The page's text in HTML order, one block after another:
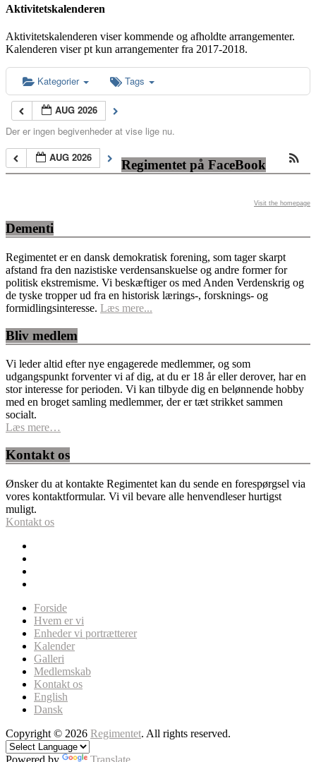
Aktivitetskalenderen
Aktivitetskalenderen viser kommende og afholdte arrangementer.
Kalenderen viser pt kun arrangementer fra 2017-2018.
Kategorier Tags
AUG 2026
Der er ingen begivenheder at vise lige nu.
AUG 2026
Regimentet på FaceBook
Visit the homepage
Dementi
Regimentet er en dansk demokratisk forening, som tager skarpt
afstand fra den nazistiske verdensanskuelse og andre former for
politisk ekstremisme. Vi beskæftiger os med Anden Verdenskrig og
de tyske tropper ud fra en historisk lærings-, forsknings- og
formidlingsinteresse. Læs mere...
Bliv medlem
Vi leder altid efter nye engagerede medlemmer, og som
udgangspunkt forventer vi af dig, at du er 18 år eller derover, har en
stor interesse for perioden. Vi kan tilbyde dig en belønnende hobby
med en broget samling medlemmer, der er tæt strikket sammen
socialt.
Læs mere…
Kontakt os
Ønsker du at kontakte Regimentet kan du sende en forespørgsel via
vores kontaktformular. Vi vil bevare alle henvendleser hurtigst
muligt.
Kontakt os
Forside
Hvem er vi
Enheder vi portrætterer
Kalender
Galleri
Medlemskab
Kontakt os
English
Dansk
Copyright © 2026 Regimentet. All rights reserved.
Powered by Translate